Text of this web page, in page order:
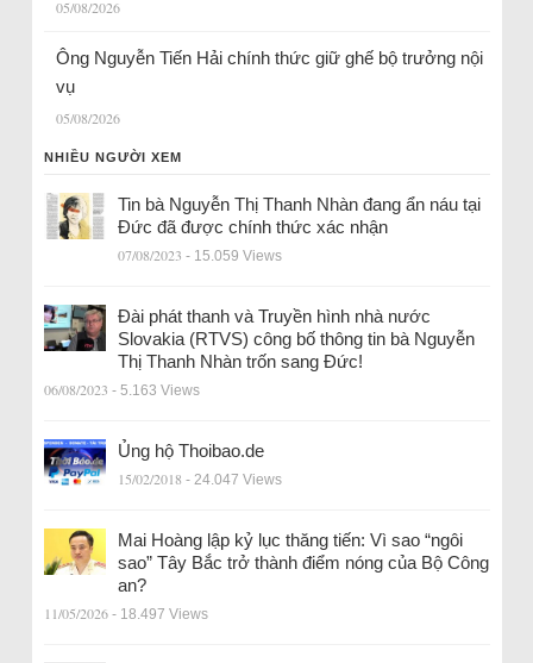
05/08/2026
Ông Nguyễn Tiến Hải chính thức giữ ghế bộ trưởng nội
vụ
05/08/2026
NHIỀU NGƯỜI XEM
Tin bà Nguyễn Thị Thanh Nhàn đang ẩn náu tại
Đức đã được chính thức xác nhận
07/08/2023 - 15.059 Views
Đài phát thanh và Truyền hình nhà nước
Slovakia (RTVS) công bố thông tin bà Nguyễn
Thị Thanh Nhàn trốn sang Đức!
06/08/2023 - 5.163 Views
Ủng hộ Thoibao.de
15/02/2018 - 24.047 Views
Mai Hoàng lập kỷ lục thăng tiến: Vì sao “ngôi
sao” Tây Bắc trở thành điểm nóng của Bộ Công
an?
11/05/2026 - 18.497 Views